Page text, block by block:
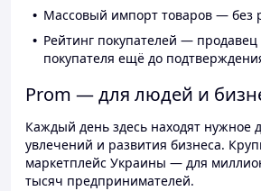
Массовый импорт товаров — без
Рейтинг покупателей —
покупателя ещё до
Prom — для людей и
Каждый день здесь находят нужное
увлечений и развития бизнеса.
маркетплейс Украины — для
тысяч предпринимателей.